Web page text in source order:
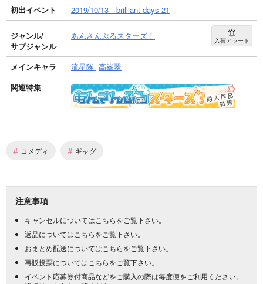
初出イベント
2019/10/13 brilliant days 21
ジャンル/
サブジャンル
あんさんぶるスターズ！ 入荷アラート
メインキャラ 流星隊 高峯翠
関連特集
# コメディ # ギャグ
注意事項
キャンセルについては こちらをご覧下さい。
返品については こちらをご覧下さい。
おまとめ配送については こちらをご覧下さい。
再販投票については こちらをご覧下さい。
イベント応募券付商品などをご購入の際は毎度便をご利用ください。